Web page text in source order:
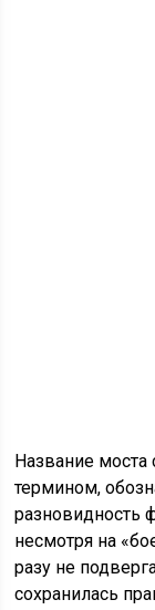
Название
термином,
разновидность
несмотря на
разу не
сохранилась